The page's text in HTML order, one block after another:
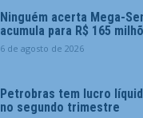
Ninguém acerta Mega-
acumula para R$ 165
6 de agosto de 2026
Petrobras tem lucro
no segundo trimestre